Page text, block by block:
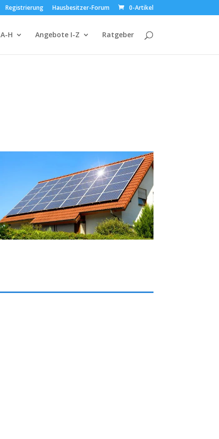
Registrierung Hausbesitzer-Forum 0-Artikel
H Angebote I-Z Ratgeber